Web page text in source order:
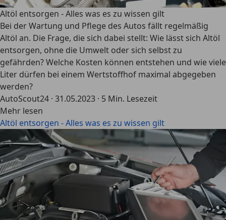
Altöl entsorgen - Alles was es zu wissen gilt
Bei der Wartung und Pflege des Autos fällt regelmäßig
Altöl an. Die Frage, die sich dabei stellt: Wie lässt sich Altöl
entsorgen, ohne die Umwelt oder sich selbst zu
gefährden? Welche Kosten können entstehen und wie viele
Liter dürfen bei einem Wertstoffhof maximal abgegeben
werden?
AutoScout24 · 31.05.2023 · 5 Min. Lesezeit
Mehr lesen
Altöl entsorgen - Alles was es zu wissen gilt